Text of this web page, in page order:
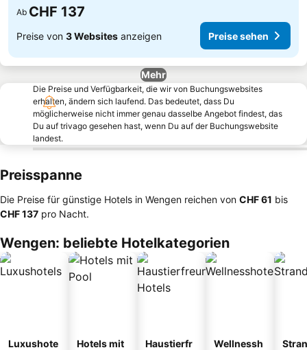
Ab CHF 137
Preise von 3 Websites anzeigen Preise sehen
Mehr
Die Preise und Verfügbarkeit, die wir von Buchungswebsites
erhalten, ändern sich laufend. Das bedeutet, dass Du
möglicherweise nicht immer genau dasselbe Angebot findest, das
Du auf trivago gesehen hast, wenn Du auf der Buchungswebsite
landest.
Preisspanne
Die Preise für günstige Hotels in Wengen reichen von ‎CHF 61 bis
‎CHF 137 pro Nacht.
Wengen: beliebte Hotelkategorien
Luxushote
Hotels mit
Haustierfr
Wellnessh